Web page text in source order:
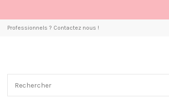
Professionnels ? Contactez nous !